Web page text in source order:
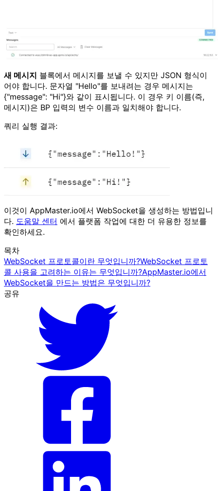
새 메시지 블록에서 메시지를 보낼 수 있지만 JSON 형식이
어야 합니다. 문자열 "Hello"를 보내려는 경우 메시지는
{"message": "Hi"}와 같이 표시됩니다. 이 경우 키 이름(즉,
메시지)은 BP 입력의 변수 이름과 일치해야 합니다.
쿼리 실행 결과:
이것이 AppMaster.io에서 WebSocket을 생성하는 방법입니
다. 도움말 센터 에서 플랫폼 작업에 대한 더 유용한 정보를
확인하세요.
목차
WebSocket 프로토콜이란 무엇입니까?WebSocket 프로토
콜 사용을 고려하는 이유는 무엇입니까?AppMaster.io에서
WebSocket을 만드는 방법은 무엇입니까?
공유